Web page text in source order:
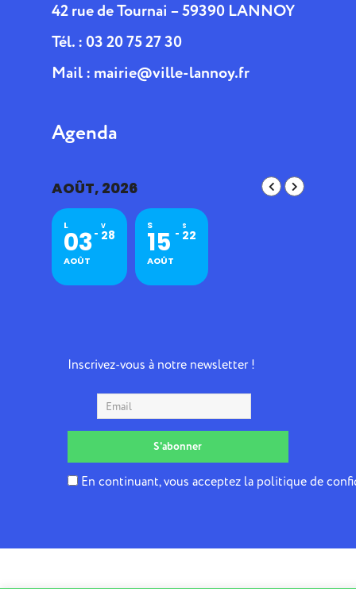
42 rue de Tournai – 59390 LANNOY
Tél. : 03 20 75 27 30
Mail : mairie@ville-lannoy.fr
Agenda
AOÛT, 2026
L
03
AOÛT
V
28
S
15
AOÛT
S
22
Inscrivez-vous à notre newsletter !
En continuant, vous acceptez la politique de